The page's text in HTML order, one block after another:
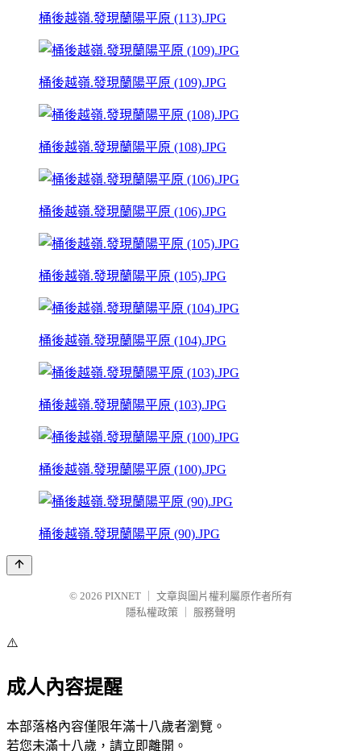
桶後越嶺.發現蘭陽平原 (113).JPG
桶後越嶺.發現蘭陽平原 (109).JPG
桶後越嶺.發現蘭陽平原 (108).JPG
桶後越嶺.發現蘭陽平原 (106).JPG
桶後越嶺.發現蘭陽平原 (105).JPG
桶後越嶺.發現蘭陽平原 (104).JPG
桶後越嶺.發現蘭陽平原 (103).JPG
桶後越嶺.發現蘭陽平原 (100).JPG
桶後越嶺.發現蘭陽平原 (90).JPG
© 2026 PIXNET
文章與圖片權利屬原作者所有
隱私權政策
服務聲明
⚠️
成人內容提醒
本部落格內容僅限年滿十八歲者瀏覽。
若您未滿十八歲，請立即離開。